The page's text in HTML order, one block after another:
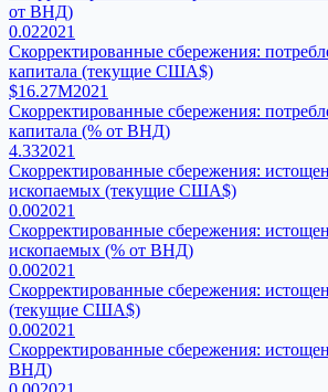
от ВНД)
0.022021
Скорректированные сбережения:
капитала (текущие США$)
$16.27M2021
Скорректированные сбережения:
капитала (% от ВНД)
4.332021
Скорректированные сбережения:
ископаемых (текущие США$)
0.002021
Скорректированные сбережения:
ископаемых (% от ВНД)
0.002021
Скорректированные сбережения:
(текущие США$)
0.002021
Скорректированные сбережения:
ВНД)